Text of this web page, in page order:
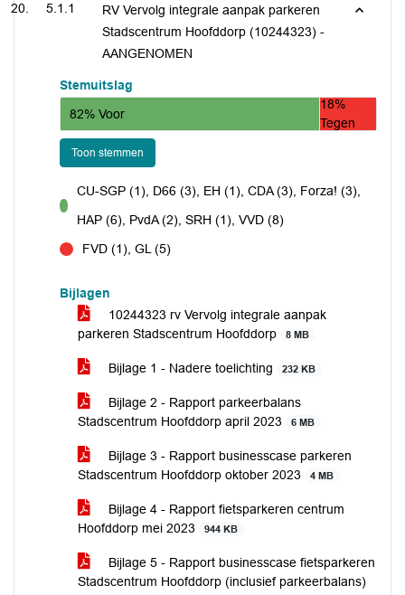
5.1.1
RV Vervolg integrale aanpak parkeren
Stadscentrum Hoofddorp (10244323) -
AANGENOMEN
Stemuitslag
82% Voor
18%
Tegen
Toon stemmen
voor
CU-SGP (1), D66 (3), EH (1), CDA (3), Forza! (3),
HAP (6), PvdA (2), SRH (1), VVD (8)
FVD (1), GL (5)
Bijlagen
10244323 rv Vervolg integrale aanpak
parkeren Stadscentrum Hoofddorp
8 MB
Bijlage 1 - Nadere toelichting 232 KB
Bijlage 2 - Rapport parkeerbalans
Stadscentrum Hoofddorp april 2023
6 MB
Bijlage 3 - Rapport businesscase parkeren
Stadscentrum Hoofddorp oktober 2023
4 MB
Bijlage 4 - Rapport fietsparkeren centrum
Hoofddorp mei 2023
944 KB
Bijlage 5 - Rapport businesscase fietsparkeren
Stadscentrum Hoofddorp (inclusief parkeerbalans)